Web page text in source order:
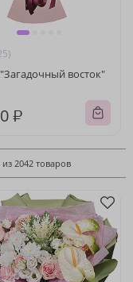
восток"
₽
2042 товаров